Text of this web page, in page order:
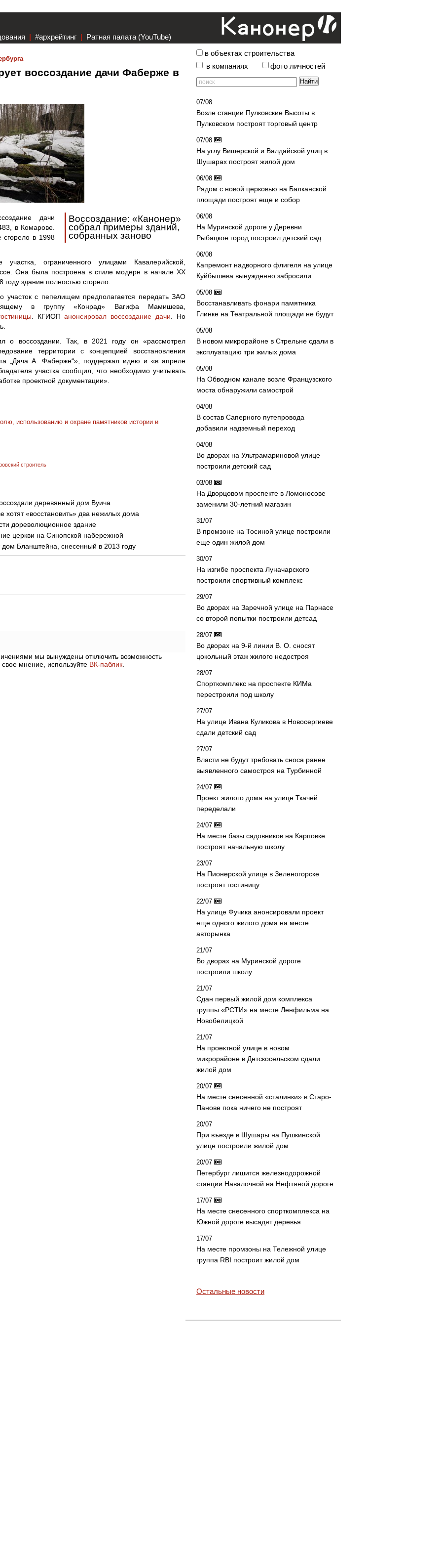
| #архрейтинг | Ратная палата (YouTube)
воссоздание дачи Фаберже в
Воссоздание: «Канонер»
собрал примеры зданий,
собранных заново
дачи
в Комарове.
сгорело в 1998
ограниченного улицами Кавалерийской,
Она была построена в стиле модерн в начале XX
здание полностью сгорело.
участок с пепелищем предполагается передать ЗАО
в группу «Конрад» Вагифа Мамишева,
. КГИОПанонсировал воссоздание дачи . Но
о воссоздании. Так, в 2021 году он «рассмотрел
территории с концепцией восстановления
„Дача А. Фаберже“», поддержал идею и «в апреле
участка сообщил, что необходимо учитывать
проектной документации».
использованию и охране памятников истории и
строитель
деревянный дом Вуича
хотят «восстановить» два нежилых дома
дореволюционное здание
церкви на Синопской набережной
дом Бланштейна, снесенный в 2013 году
мы вынуждены отключить возможность
мнение, используйте ВК-паблик
в объектах строительства
в компаниях
фото личностей
07/08
Возле станции Пулковские Высоты в
Пулковском построят торговый центр
07/08
На углу Вишерской и Валдайской улиц в
Шушарах построят жилой дом
06/08
Рядом с новой церковью на Балканской
площади построят еще и собор
06/08
На Муринской дороге у Деревни
Рыбацкое город построил детский сад
06/08
Капремонт надворного флигеля на улице
Куйбышева вынужденно забросили
05/08
Восстанавливать фонари памятника
Глинке на Театральной площади не будут
05/08
В новом микрорайоне в Стрельне сдали в
эксплуатацию три жилых дома
05/08
На Обводном канале возле Французского
моста обнаружили самострой
04/08
В состав Саперного путепровода
добавили надземный переход
04/08
Во дворах на Ультрамариновой улице
построили детский сад
03/08
На Дворцовом проспекте в Ломоносове
заменили 30-летний магазин
31/07
В промзоне на Тосиной улице построили
еще один жилой дом
30/07
На изгибе проспекта Луначарского
построили спортивный комплекс
29/07
Во дворах на Заречной улице на Парнасе
со второй попытки построили детсад
28/07
Во дворах на 9-й линии В. О. сносят
цокольный этаж жилого недостроя
28/07
Спорткомплекс на проспекте КИМа
перестроили под школу
27/07
На улице Ивана Куликова в Новосергиеве
сдали детский сад
27/07
Власти не будут требовать сноса ранее
выявленного самостроя на Турбинной
24/07
Проект жилого дома на улице Ткачей
переделали
24/07
На месте базы садовников на Карповке
построят начальную школу
23/07
На Пионерской улице в Зеленогорске
построят гостиницу
22/07
На улице Фучика анонсировали проект
еще одного жилого дома на месте
авторынка
21/07
Во дворах на Муринской дороге
построили школу
21/07
Сдан первый жилой дом комплекса
группы «РСТИ» на месте Ленфильма на
Новобелицкой
21/07
На проектной улице в новом
микрорайоне в Детскосельском сдали
жилой дом
20/07
На месте снесенной «сталинки» в Старо-
Панове пока ничего не построят
20/07
При въезде в Шушары на Пушкинской
улице построили жилой дом
20/07
Петербург лишится железнодорожной
станции Навалочной на Нефтяной дороге
17/07
На месте снесенного спорткомплекса на
Южной дороге высадят деревья
17/07
На месте промзоны на Тележной улице
группа RBI построит жилой дом
Остальные новости